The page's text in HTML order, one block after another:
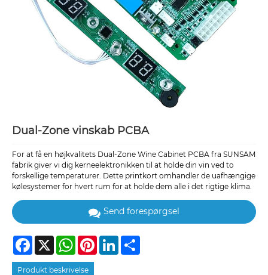
Dual-Zone vinskab PCBA
For at få en højkvalitets Dual-Zone Wine Cabinet PCBA fra SUNSAM
fabrik giver vi dig kerneelektronikken til at holde din vin ved to
forskellige temperaturer. Dette printkort omhandler de uafhængige
kølesystemer for hvert rum for at holde dem alle i det rigtige klima.
Send forespørgsel
Facebook
X WhatsAppPinterestLinkedIn
Produkt beskrivelse